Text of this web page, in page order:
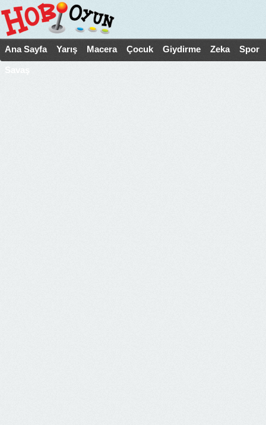
Ana Sayfa Yarış Macera Çocuk Giydirme Zeka Spor